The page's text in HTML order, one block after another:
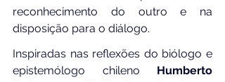
reconhecimento do outro e na
disposição para o diálogo.
Inspiradas nas reflexões do biólogo e
epistemólogo chileno Humberto